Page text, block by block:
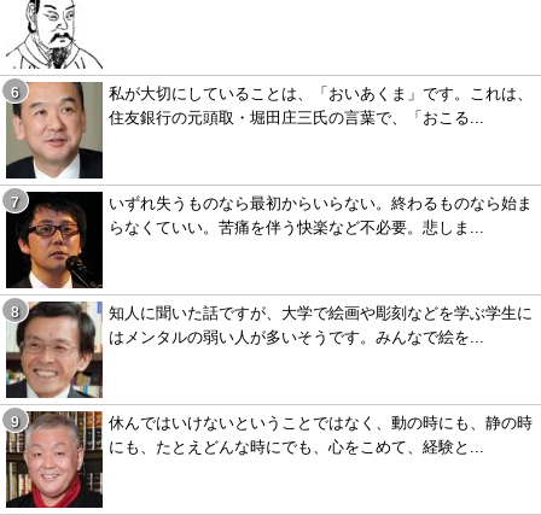
私が大切にしていることは、「おいあくま」です。これは、
住友銀行の元頭取・堀田庄三氏の言葉で、「おこる...
いずれ失うものなら最初からいらない。終わるものなら始ま
らなくていい。苦痛を伴う快楽など不必要。悲しま...
知人に聞いた話ですが、大学で絵画や彫刻などを学ぶ学生に
はメンタルの弱い人が多いそうです。みんなで絵を...
休んではいけないということではなく、動の時にも、静の時
にも、たとえどんな時にでも、心をこめて、経験と...